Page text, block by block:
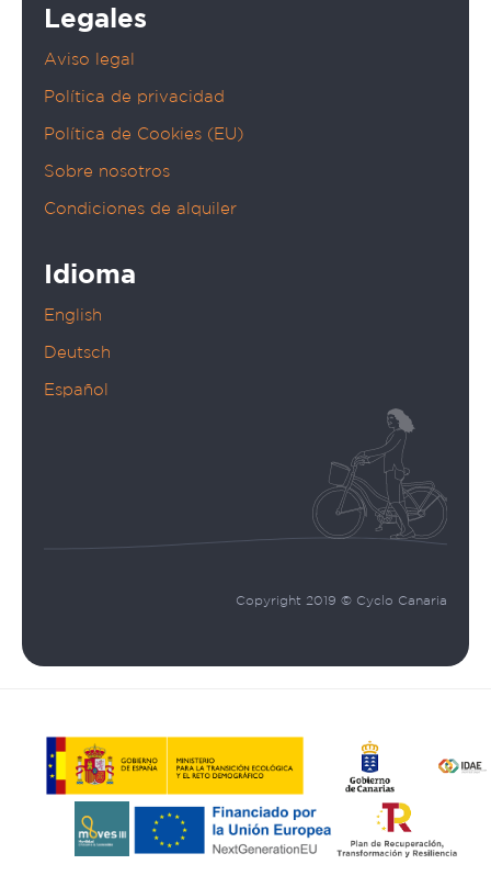
Legales
Aviso legal
Política de privacidad
Política de Cookies (EU)
Sobre nosotros
Condiciones de alquiler
Idioma
English
Deutsch
Español
Copyright 2019 © Cyclo Canaria